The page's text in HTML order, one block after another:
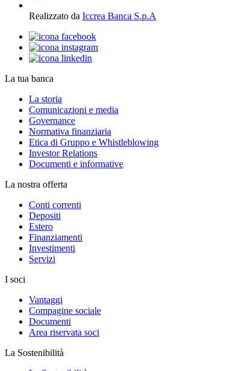
Realizzato da Iccrea Banca S.p.A
La tua banca
La storia
Comunicazioni e media
Governance
Normativa finanziaria
Etica di Gruppo e Whistleblowing
Investor Relations
Documenti e informative
La nostra offerta
Conti correnti
Depositi
Estero
Finanziamenti
Investimenti
Servizi
I soci
Vantaggi
Compagine sociale
Documenti
Area riservata soci
La Sostenibilità